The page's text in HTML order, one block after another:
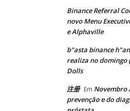
Binance Referral
novo Menu
e Alphaville
b"asta binance
realiza no domingo
Dolls
注册 Em Novembro
prevenção e do